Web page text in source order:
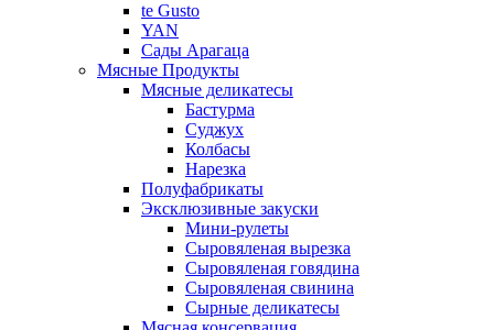
te Gusto
YAN
Сады Арагаца
Мясные Продукты
Мясные деликатесы
Бастурма
Суджух
Колбасы
Нарезка
Полуфабрикаты
Эксклюзивные закуски
Мини-рулеты
Сыровяленая вырезка
Сыровяленая говядина
Сыровяленая свинина
Сырные деликатесы